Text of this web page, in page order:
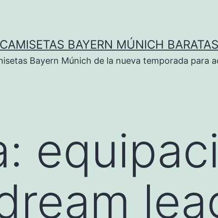
CAMISETAS BAYERN MÚNICH BARATAS
Bayern Múnich de la nueva temporada para